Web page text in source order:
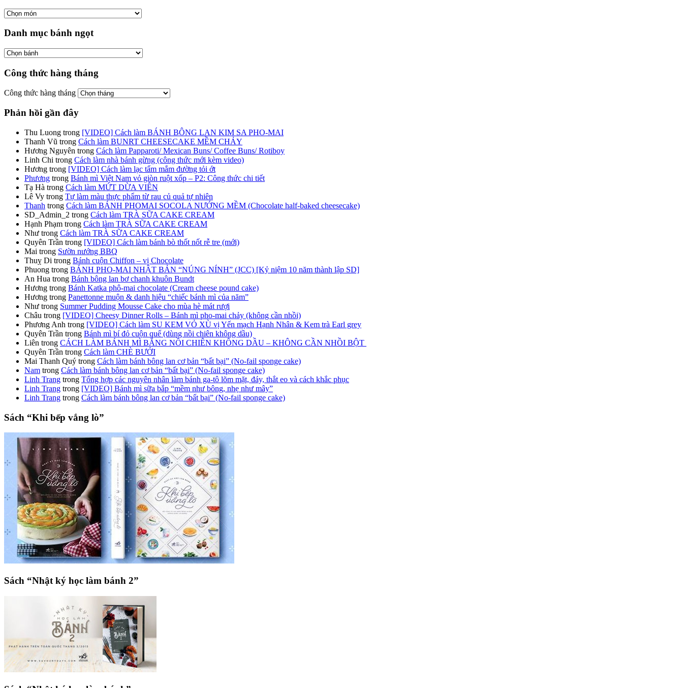
Danh mục bánh ngọt
Công thức hàng tháng
Công thức hàng tháng
Phản hồi gần đây
Thu Luong trong [VIDEO] Cách làm BÁNH BÔNG LAN KIM SA PHO-MAI
Thanh Vũ trong Cách làm BUNRT CHEESECAKE MỀM CHẢY
Hương Nguyên trong Cách làm Papparoti/ Mexican Buns/ Coffee Buns/ Rotiboy
Linh Chi trong Cách làm nhà bánh gừng (công thức mới kèm video)
Hương trong [VIDEO] Cách làm lạc tẩm mắm đường tỏi ớt
Phương trong Bánh mì Việt Nam vỏ giòn ruột xốp – P2: Công thức chi tiết
Tạ Hà trong Cách làm MỨT DỪA VIÊN
Lê Vy trong Tự làm màu thực phẩm từ rau củ quả tự nhiên
Thanh trong Cách làm BÁNH PHOMAI SOCOLA NƯỚNG MỀM (Chocolate half-baked cheesecake)
SD_Admin_2 trong Cách làm TRÀ SỮA CAKE CREAM
Hạnh Phạm trong Cách làm TRÀ SỮA CAKE CREAM
Như trong Cách làm TRÀ SỮA CAKE CREAM
Quyên Trần trong [VIDEO] Cách làm bánh bò thốt nốt rễ tre (mới)
Mai trong Sườn nướng BBQ
Thuỵ Di trong Bánh cuộn Chiffon – vị Chocolate
Phuong trong BÁNH PHO-MAI NHẬT BẢN “NÚNG NÍNH” (JCC) [Kỷ niệm 10 năm thành lập SD]
An Hua trong Bánh bông lan bơ chanh khuôn Bundt
Hương trong Bánh Katka phô-mai chocolate (Cream cheese pound cake)
Hương trong Panettonne muộn & danh hiệu “chiếc bánh mì của năm”
Như trong Summer Pudding Mousse Cake cho mùa hè mát rượi
Châu trong [VIDEO] Cheesy Dinner Rolls – Bánh mì pho-mai chảy (không cần nhồi)
Phương Anh trong [VIDEO] Cách làm SU KEM VỎ XÙ vị Yến mạch Hạnh Nhân & Kem trà Earl grey
Quyên Trần trong Bánh mì bí đỏ cuộn quế (dùng nồi chiên không dầu)
Liên trong CÁCH LÀM BÁNH MÌ BẰNG NỒI CHIÊN KHÔNG DẦU – KHÔNG CẦN NHỒI BỘT
Quyên Trần trong Cách làm CHÈ BƯỞI
Mai Thanh Quý trong Cách làm bánh bông lan cơ bản “bất bại” (No-fail sponge cake)
Nam trong Cách làm bánh bông lan cơ bản “bất bại” (No-fail sponge cake)
Linh Trang trong Tổng hợp các nguyên nhân làm bánh ga-tô lõm mặt, đáy, thắt eo và cách khắc phục
Linh Trang trong [VIDEO] Bánh mì sữa bắp “mềm như bông, nhẹ như mây”
Linh Trang trong Cách làm bánh bông lan cơ bản “bất bại” (No-fail sponge cake)
Sách “Khi bếp vắng lò”
Sách “Nhật ký học làm bánh 2”